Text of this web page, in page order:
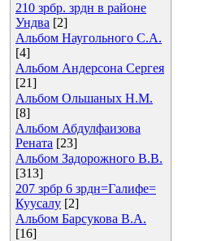
210 зрбр. зрдн в районе
Ундва [2]
Альбом Наугольного С.А.
[4]
Альбом Андерсона Сергея
[21]
Альбом Ольшаных Н.М.
[8]
Альбом Абдулфаизова
Рената [23]
Альбом Задорожного В.В.
[313]
207 зрбр 6 зрдн=Галифе=
Куусалу [2]
Альбом Барсукова В.А.
[16]